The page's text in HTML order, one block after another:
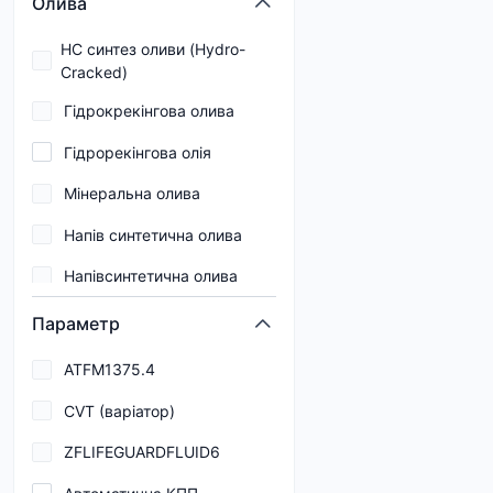
700
A3/B4/E7
A5
A5/B5
A5/B5-12
B1
B2
B3
B4
B5
C1
C2
HC синтез оливи (Hydro-
Cracked)
Гідрокрекінгова олива
Гідрорекінгова олія
Мінеральна олива
Напів синтетична олива
Напівсинтетична олива
Напівсинтетичне
Синтетичне
олива
Параметр
ATFM1375.4
CVT (варіатор)
ZFLIFEGUARDFLUID6